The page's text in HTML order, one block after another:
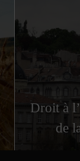
Droit à
de